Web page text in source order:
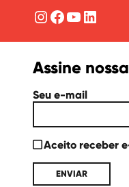
Instagram
Facebook
YouTube
Assine
Seu e-mail
Aceito receber